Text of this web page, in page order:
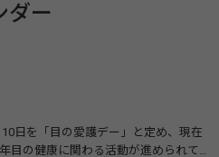
ダー
日を「目の愛護デー」と定め、現在
目の健康に関わる活動が進められて